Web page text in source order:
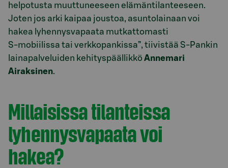
helpotusta muuttuneeseen elämäntilanteeseen.
Joten jos arki kaipaa joustoa, asuntolainaan voi
hakea lyhennysvapaata mutkattomasti
S‑mobiilissa tai verkkopankissa”, tiivistää S-Pankin
lainapalveluiden kehityspäällikkö Annemari
Airaksinen.
Millaisissa tilanteissa
lyhennysvapaata voi
hakea?